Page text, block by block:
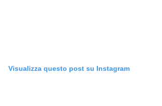
Visualizza questo post su Instagram